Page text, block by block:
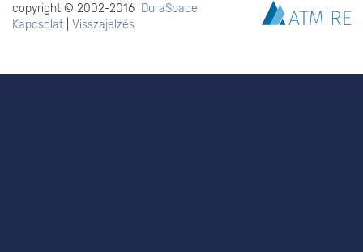
copyright © 2002-2016 DuraSpace
Kapcsolat
Visszajelzés